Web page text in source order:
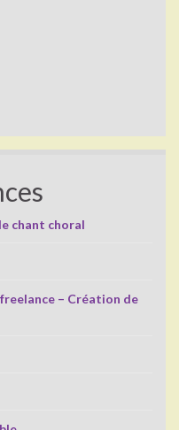
chant choral
– Création de